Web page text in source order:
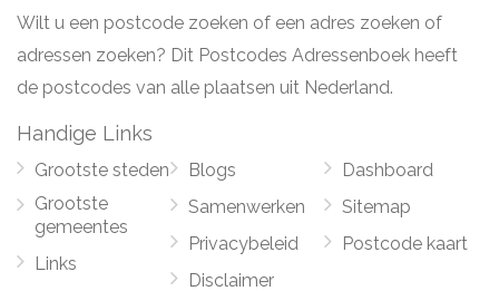
Wilt u een postcode zoeken of een adres zoeken of
adressen zoeken? Dit Postcodes Adressenboek heeft
de postcodes van alle plaatsen uit Nederland.
Handige Links
Grootste steden
Grootste
gemeentes
Links
Blogs
Samenwerken
Privacybeleid
Disclaimer
Dashboard
Sitemap
Postcode kaart